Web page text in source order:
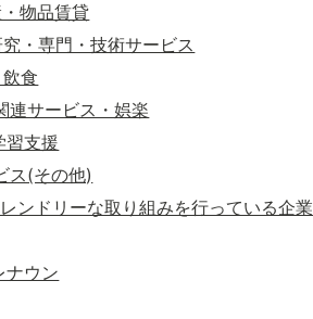
物品賃貸
・専門・技術サービス
食
連サービス・娯楽
習支援
ス(その他)
ンドリーな取り組みを行っている企業
ナウン